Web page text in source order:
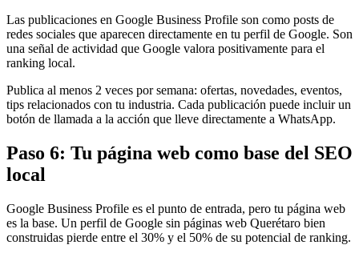
Las publicaciones en Google Business Profile son como posts de
redes sociales que aparecen directamente en tu perfil de Google. Son
una señal de actividad que Google valora positivamente para el
ranking local.
Publica al menos 2 veces por semana: ofertas, novedades, eventos,
tips relacionados con tu industria. Cada publicación puede incluir un
botón de llamada a la acción que lleve directamente a WhatsApp.
Paso 6: Tu página web como base del SEO
local
Google Business Profile es el punto de entrada, pero tu página web
es la base. Un perfil de Google sin páginas web Querétaro bien
construidas pierde entre el 30% y el 50% de su potencial de ranking.